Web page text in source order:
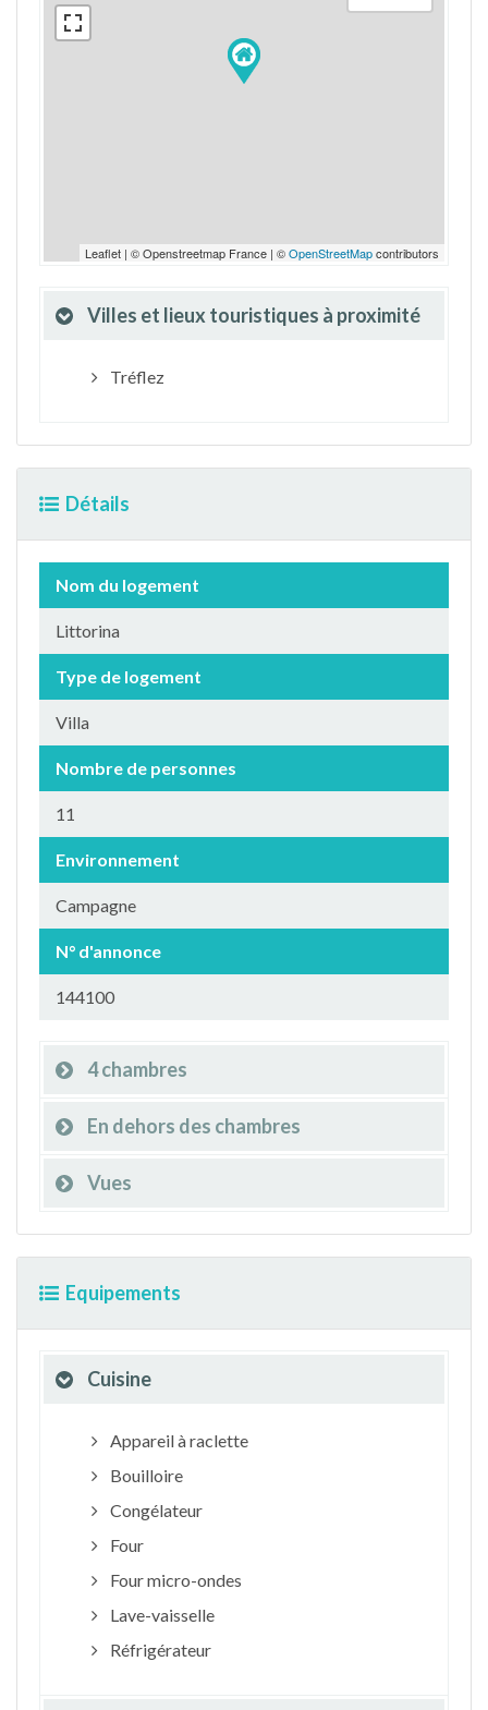
Leaflet | © Openstreetmap France | ©OpenStreetMapcontributors
Villes et lieux touristiques à proximité
Tréflez
Détails
Nom du logement
Littorina
Type de logement
Villa
Nombre de personnes
11
Environnement
Campagne
N° d'annonce
144100
4 chambres
En dehors des chambres
Vues
Equipements
Cuisine
Appareil à raclette
Bouilloire
Congélateur
Four
Four micro-ondes
Lave-vaisselle
Réfrigérateur